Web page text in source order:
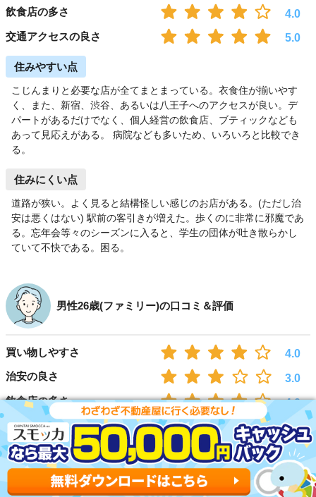
飲食店の多さ
4.0
交通アクセスの良さ
5.0
住みやすい点
こじんまりと必要な店が全てまとまっている。衣食住が揃いやす
く、また、新宿、渋谷、あるいは八王子へのアクセスが良い。デ
パートがあるだけでなく、個人経営の飲食店、ブティックなども
あって見応えがある。 病院なども多いため、いろいろと比較でき
る。
住みにくい点
道路が狭い。よく見ると結構怪しい感じのお店がある。(ただし治
安は悪くはない) 駅前の客引きが増えた。歩くのに非常に邪魔であ
る。忘年会等々のシーズンに入ると、学生の団体が吐き散らかし
ていて不快である。困る。
男性26歳(ファミリー)の口コミ＆評価
買い物しやすさ
4.0
治安の良さ
3.0
飲食店の多さ
4.0
交通アクセスの良さ
4.0
住みやすい点
商業ビルがあり欲しい物はだいたい揃えられます。飲食店も洒落
たお店とか色々あります。京王線は特急まで全部止まるので都心